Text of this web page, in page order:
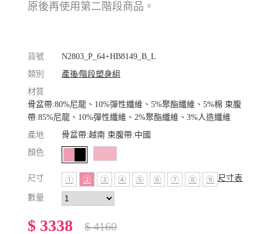
原後再使用第二階段商品。
貨號
N2803_P_64+HB8149_B_L
類別
產後∕階段塑身組
材質
骨盆帶:80%尼龍、10%彈性纖維、5%聚酯纖維、5%棉 束腹
帶:85%尼龍、10%彈性纖維、2%聚酯纖維、3%人造纖維
產地
骨盆帶:越南 束腹帶:中國
顏色
尺寸 ① ② ③ ④ ⑤ ⑥ ⑦ ⑧ ⑨ 尺寸表
數量
$ 4160
$ 3338